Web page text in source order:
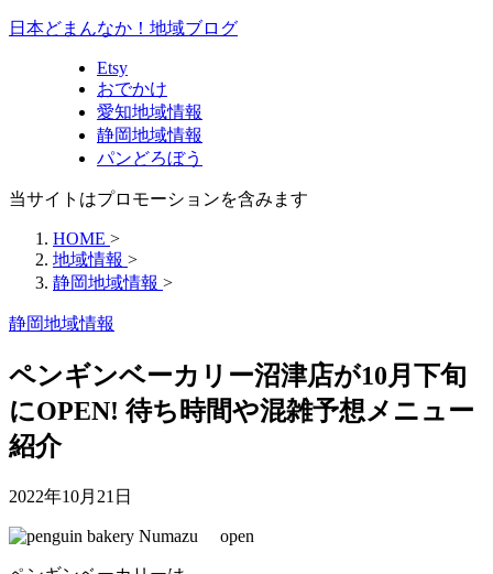
日本どまんなか！地域ブログ
Etsy
おでかけ
愛知地域情報
静岡地域情報
パンどろぼう
当サイトはプロモーションを含みます
HOME >
地域情報 >
静岡地域情報 >
静岡地域情報
ペンギンベーカリー沼津店が10月下旬
にOPEN! 待ち時間や混雑予想メニュー
紹介
2022年10月21日